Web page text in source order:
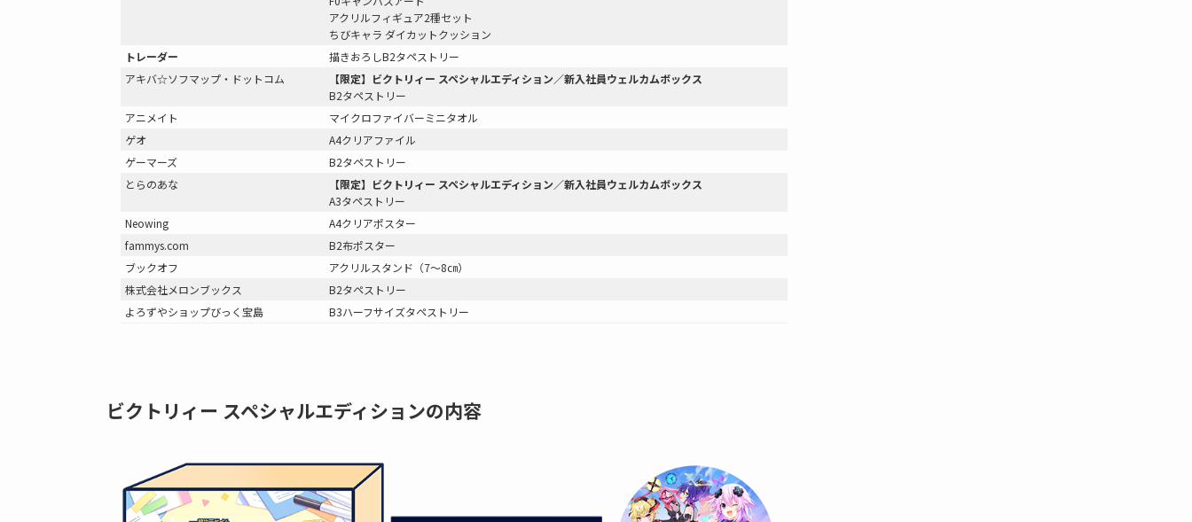
アクリルフィギュア2種セット
ちびキャラ ダイカットクッション
トレーダー
描きおろしB2タペストリー
アキバ☆ソフマップ・ドットコム
【限定】ビクトリィー スペシャルエディション／新入社員ウェルカムボックス
B2タペストリー
アニメイト
マイクロファイバーミニタオル
ゲオ
A4クリアファイル
ゲーマーズ
B2タペストリー
とらのあな
【限定】ビクトリィー スペシャルエディション／新入社員ウェルカムボックス
A3タペストリー
Neowing
A4クリアポスター
fammys.com
B2布ポスター
ブックオフ
アクリルスタンド（7～8㎝）
株式会社メロンブックス
B2タペストリー
よろずやショップびっく宝島
B3ハーフサイズタペストリー
ビクトリィー スペシャルエディションの内容